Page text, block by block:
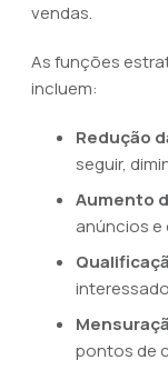
vendas.
As funções
incluem:
Redução
seguir,
Aumento
anúncios e
pontos de